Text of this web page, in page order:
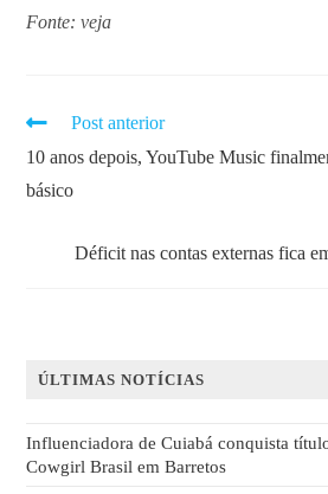
Fonte: veja
Post anterior
10 anos depois, YouTube Music
básico
Déficit nas contas externas fica
ÚLTIMAS NOTÍCIAS
Influenciadora de Cuiabá conquista
Cowgirl Brasil em Barretos